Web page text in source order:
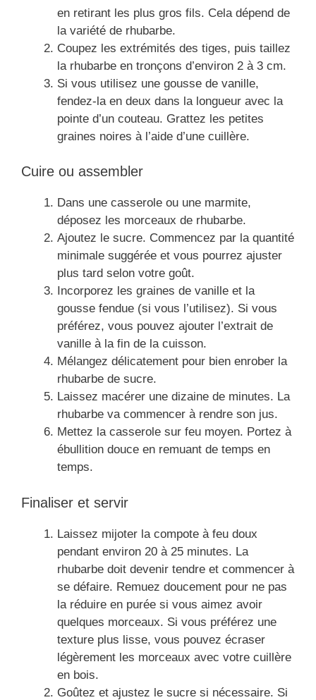
en retirant les plus gros fils. Cela dépend de
la variété de rhubarbe.
Coupez les extrémités des tiges, puis taillez
la rhubarbe en tronçons d’environ 2 à 3 cm.
Si vous utilisez une gousse de vanille,
fendez-la en deux dans la longueur avec la
pointe d’un couteau. Grattez les petites
graines noires à l’aide d’une cuillère.
Cuire ou assembler
Dans une casserole ou une marmite,
déposez les morceaux de rhubarbe.
Ajoutez le sucre. Commencez par la quantité
minimale suggérée et vous pourrez ajuster
plus tard selon votre goût.
Incorporez les graines de vanille et la
gousse fendue (si vous l’utilisez). Si vous
préférez, vous pouvez ajouter l’extrait de
vanille à la fin de la cuisson.
Mélangez délicatement pour bien enrober la
rhubarbe de sucre.
Laissez macérer une dizaine de minutes. La
rhubarbe va commencer à rendre son jus.
Mettez la casserole sur feu moyen. Portez à
ébullition douce en remuant de temps en
temps.
Finaliser et servir
Laissez mijoter la compote à feu doux
pendant environ 20 à 25 minutes. La
rhubarbe doit devenir tendre et commencer à
se défaire. Remuez doucement pour ne pas
la réduire en purée si vous aimez avoir
quelques morceaux. Si vous préférez une
texture plus lisse, vous pouvez écraser
légèrement les morceaux avec votre cuillère
en bois.
Goûtez et ajustez le sucre si nécessaire. Si